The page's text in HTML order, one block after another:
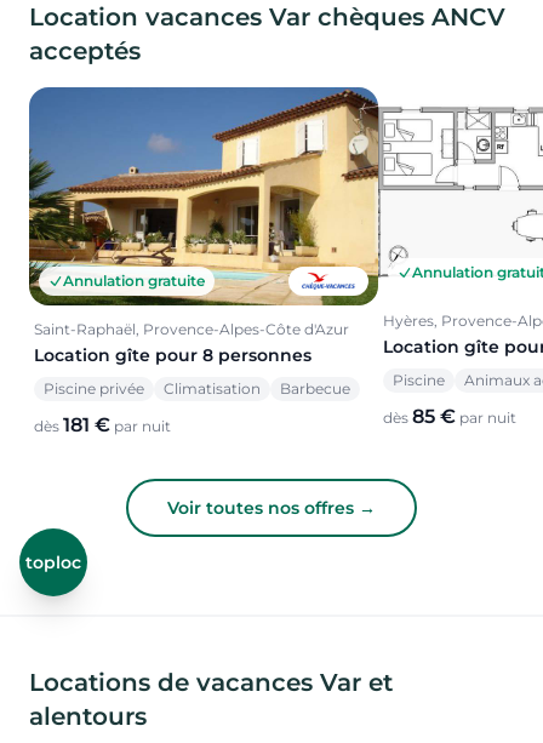
Location vacances Var chèques ANCV
acceptés
Annulation gratuite
Saint-Raphaël, Provence-Alpes-Côte d'Azur
Location gîte pour 8 personnes
Piscine privée Climatisation Barbecue
dès 181 € par nuit
Annulation
Hyères, Provence-
Location gîte
Piscine Animaux
dès 85 € par nuit
Voir toutes nos offres →
toploc
Locations de vacances Var et
alentours